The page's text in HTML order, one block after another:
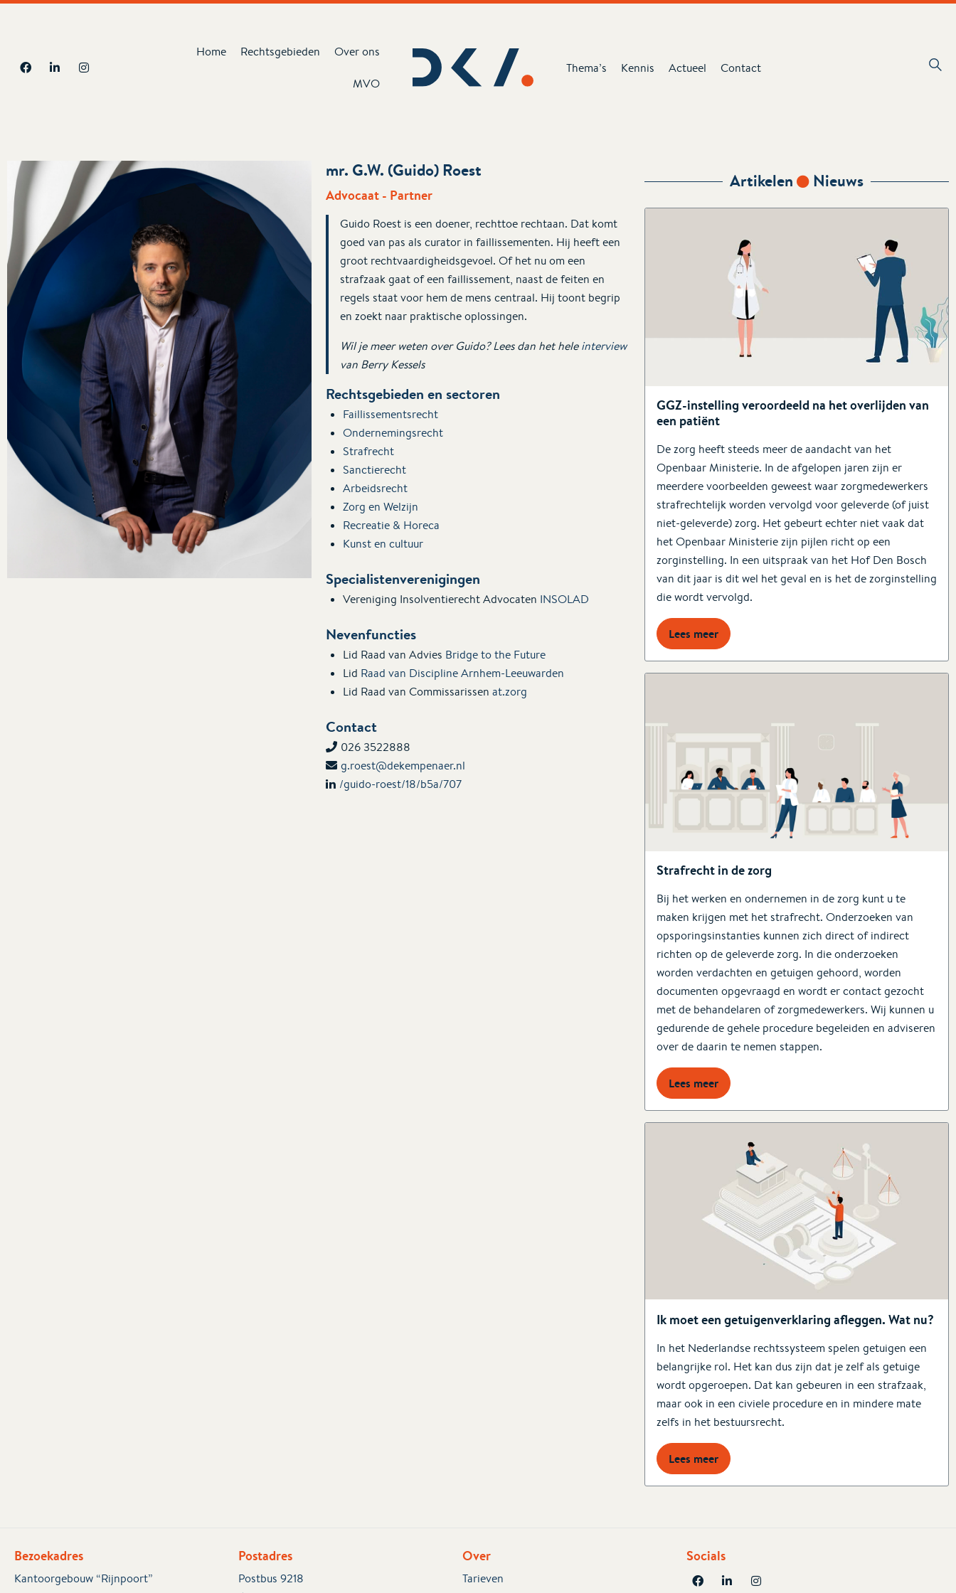
Home Rechtsgebieden Over ons
MVO
Thema’s Kennis Actueel Contact
mr. G.W. (Guido) Roest
Advocaat - Partner
Guido Roest is een doener, rechttoe rechtaan. Dat komt
goed van pas als curator in faillissementen. Hij heeft een
groot rechtvaardigheidsgevoel. Of het nu om een
strafzaak gaat of een faillissement, naast de feiten en
regels staat voor hem de mens centraal. Hij toont begrip
en zoekt naar praktische oplossingen.
Wil je meer weten over Guido? Lees dan het heleinterview
van Berry Kessels
Rechtsgebieden en sectoren
Faillissementsrecht
Ondernemingsrecht
Strafrecht
Sanctierecht
Arbeidsrecht
Zorg en Welzijn
Recreatie & Horeca
Kunst en cultuur
Specialistenverenigingen
Vereniging Insolventierecht Advocaten INSOLAD
Nevenfuncties
Lid Raad van Advies Bridge to the Future
Lid Raad van Discipline Arnhem-Leeuwarden
Lid Raad van Commissarissen at.zorg
Contact
026 3522888
g.roest@dekempenaer.nl
/guido-roest/18/b5a/707
Artikelen Nieuws
GGZ-instelling veroordeeld na het overlijden van
een patiënt
De zorg heeft steeds meer de aandacht van het
Openbaar Ministerie. In de afgelopen jaren zijn er
meerdere voorbeelden geweest waar zorgmedewerkers
strafrechtelijk worden vervolgd voor geleverde (of juist
niet-geleverde) zorg. Het gebeurt echter niet vaak dat
het Openbaar Ministerie zijn pijlen richt op een
zorginstelling. In een uitspraak van het Hof Den Bosch
van dit jaar is dit wel het geval en is het de zorginstelling
die wordt vervolgd.
Lees meer
Strafrecht in de zorg
Bij het werken en ondernemen in de zorg kunt u te
maken krijgen met het strafrecht. Onderzoeken van
opsporingsinstanties kunnen zich direct of indirect
richten op de geleverde zorg. In die onderzoeken
worden verdachten en getuigen gehoord, worden
documenten opgevraagd en wordt er contact gezocht
met de behandelaren of zorgmedewerkers. Wij kunnen u
gedurende de gehele procedure begeleiden en adviseren
over de daarin te nemen stappen.
Lees meer
Ik moet een getuigenverklaring afleggen. Wat nu?
In het Nederlandse rechtssysteem spelen getuigen een
belangrijke rol. Het kan dus zijn dat je zelf als getuige
wordt opgeroepen. Dat kan gebeuren in een strafzaak,
maar ook in een civiele procedure en in mindere mate
zelfs in het bestuursrecht.
Lees meer
Bezoekadres
Kantoorgebouw “Rijnpoort”
Postadres
Postbus 9218
Over
Tarieven
Socials